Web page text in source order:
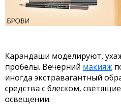
Карандаши моделируют,
пробелы. Вечерний макияж
иногда экстравагантный
средства с блеском,
освещении.